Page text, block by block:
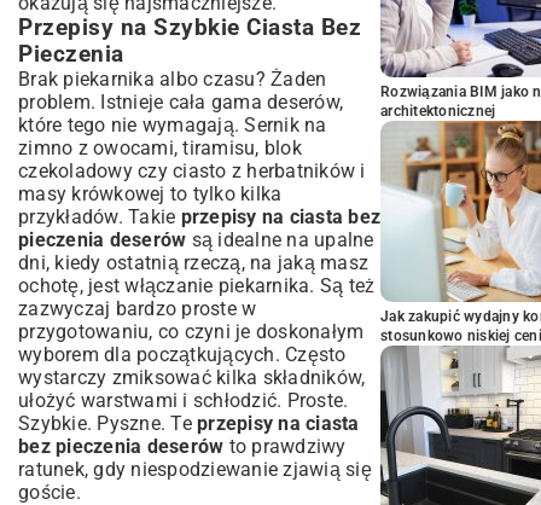
Przepisy na Szybkie Ciasta Bez
Pieczenia
Brak piekarnika albo czasu? Żaden
problem. Istnieje cała gama deserów,
które tego nie wymagają. Sernik na
zimno z owocami, tiramisu, blok
czekoladowy czy ciasto z herbatników i
masy krówkowej to tylko kilka
przykładów. Takie przepisy na ciasta bez
pieczenia deserów są idealne na upalne
dni, kiedy ostatnią rzeczą, na jaką masz
ochotę, jest włączanie piekarnika. Są też
zazwyczaj bardzo proste w
przygotowaniu, co czyni je doskonałym
wyborem dla początkujących. Często
wystarczy zmiksować kilka składników,
ułożyć warstwami i schłodzić. Proste.
Szybkie. Pyszne. Te przepisy na ciasta
bez pieczenia deserów to prawdziwy
ratunek, gdy niespodziewanie zjawią się
goście.
Rozwiązania BIM jako
architektonicznej
Jak zakupić wydajny
stosunkowo niskiej